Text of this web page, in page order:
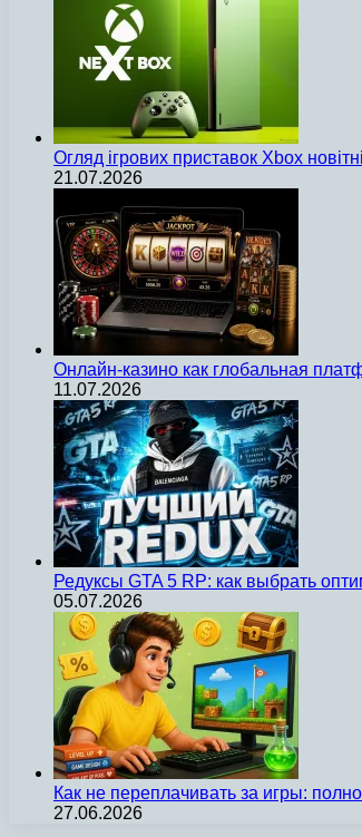
Огляд ігрових приставок Xbox
21.07.2026
Онлайн-казино как глобальная
11.07.2026
Редуксы GTA 5 RP: как выбрать
05.07.2026
Как не переплачивать за игры:
27.06.2026